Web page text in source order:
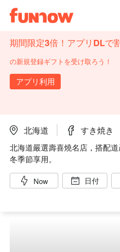
期間限定3倍！アプリDLで
の新規登録ギフトを受け取ろう！
アプリ利用
北海道 すき焼き
北海道嚴選壽喜燒名店，搭配
冬季節享用。
Now 日付